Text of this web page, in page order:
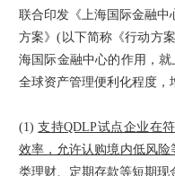
联合印发《上海国际金融中
方案》(以下简称《行动方
海国际金融中心的作用，
全球资产管理便利化程度，
(1)支持QDLP试点企业在
效率，允许认购境内低风
类理财、定期存款等短期现